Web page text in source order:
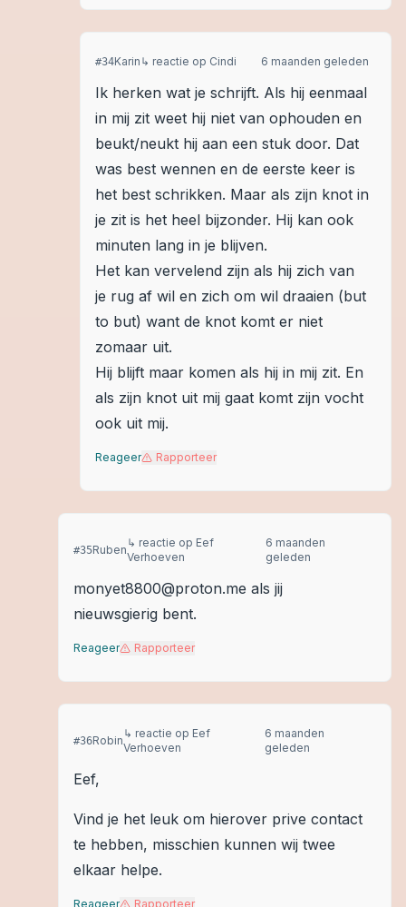
#34Karin ↳ reactie op Cindi 6 maanden geleden
Ik herken wat je schrijft. Als hij eenmaal
in mij zit weet hij niet van ophouden en
beukt/neukt hij aan een stuk door. Dat
was best wennen en de eerste keer is
het best schrikken. Maar als zijn knot in
je zit is het heel bijzonder. Hij kan ook
minuten lang in je blijven.
Het kan vervelend zijn als hij zich van
je rug af wil en zich om wil draaien (but
to but) want de knot komt er niet
zomaar uit.
Hij blijft maar komen als hij in mij zit. En
als zijn knot uit mij gaat komt zijn vocht
ook uit mij.
Reageer Rapporteer
#35Ruben
↳ reactie op Eef
Verhoeven
6 maanden
geleden
monyet8800@proton.me als jij
nieuwsgierig bent.
Reageer Rapporteer
#36Robin
↳ reactie op Eef
Verhoeven
6 maanden
geleden
Eef,
Vind je het leuk om hierover prive contact
te hebben, misschien kunnen wij twee
elkaar helpe.
Reageer Rapporteer